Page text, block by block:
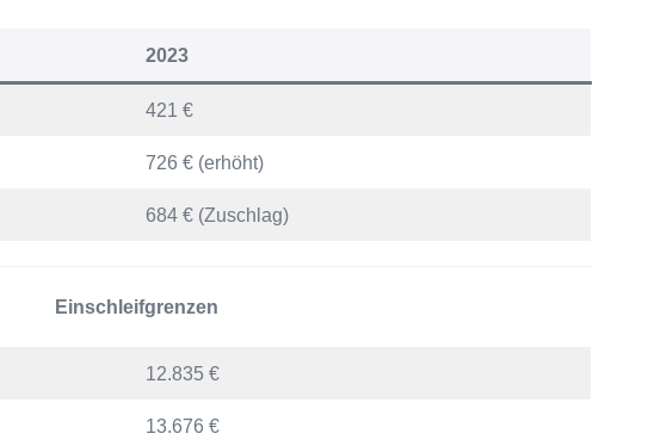
2023
421 €
726 € (erhöht)
684 € (Zuschlag)
Einschleifgrenzen
12.835 €
13.676 €